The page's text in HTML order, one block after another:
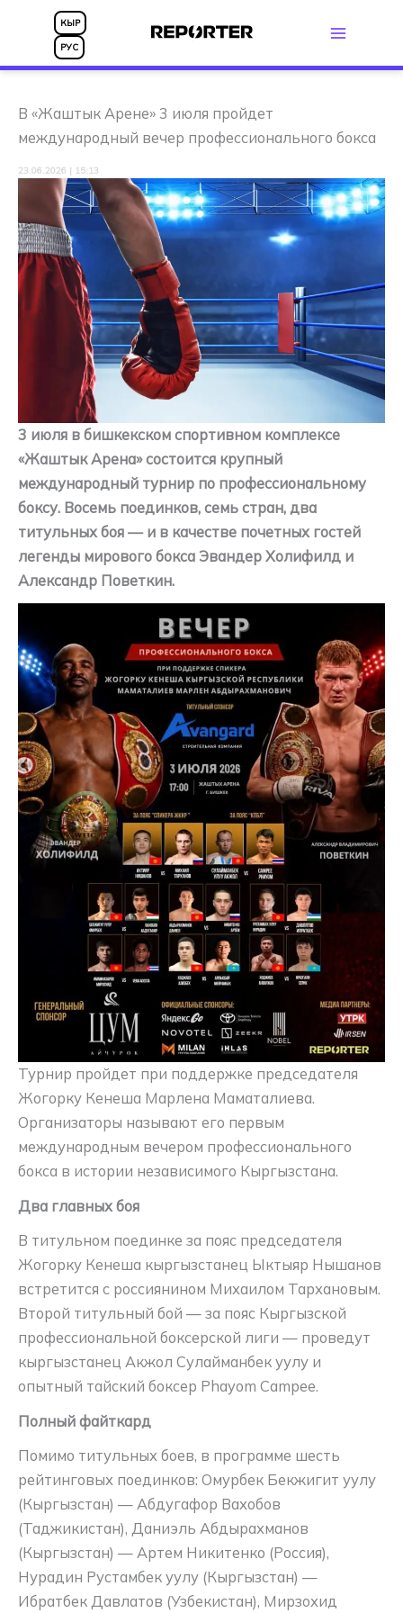
Перейти
содержимому
КЫР
РУС
В «Жаштык Арене» 3 июля пройдет
международный вечер профессионального бокса
23.06.2026 | 15:13
3 июля в бишкекском спортивном комплексе
«Жаштык Арена» состоится крупный
международный турнир по профессиональному
боксу. Восемь поединков, семь стран, два
титульных боя — и в качестве почетных гостей
легенды мирового бокса Эвандер Холифилд и
Александр Поветкин.
Турнир пройдет при поддержке председателя
Жогорку Кенеша Марлена Маматалиева.
Организаторы называют его первым
международным вечером профессионального
бокса в истории независимого Кыргызстана.
Два главных боя
В титульном поединке за пояс председателя
Жогорку Кенеша кыргызстанец Ыктыяр Нышанов
встретится с россиянином Михаилом Тархановым.
Второй титульный бой — за пояс Кыргызской
профессиональной боксерской лиги — проведут
кыргызстанец Акжол Сулайманбек уулу и
опытный тайский боксер Phayom Campee.
Полный файткард
Помимо титульных боев, в программе шесть
рейтинговых поединков: Омурбек Бекжигит уулу
(Кыргызстан) — Абдугафор Вахобов
(Таджикистан), Даниэль Абдырахманов
(Кыргызстан) — Артем Никитенко (Россия),
Нурадин Рустамбек уулу (Кыргызстан) —
Ибратбек Давлатов (Узбекистан), Мирзохид